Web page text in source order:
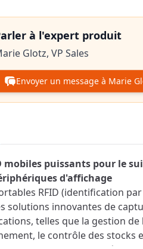
à l'expert produit
Glotz, VP Sales
Envoyer un message à Marie
sur le produit
mobiles puissants pour le
d'affichage
RFID (identification
solutions innovantes de
telles que la gestion de
le contrôle des stocks